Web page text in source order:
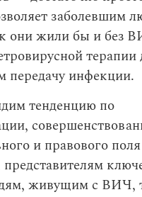
заболевшим
они жили бы и без
терапии
передачу инфекции.
тенденцию по
и правового
живущим с ВИЧ,